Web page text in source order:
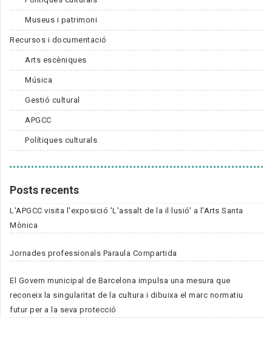
Museus i patrimoni
Recursos i documentació
Arts escèniques
Música
Gestió cultural
APGCC
Polítiques culturals
Posts recents
L'APGCC visita l'exposició 'L'assalt de la il·lusió' a l'Arts Santa
Mònica
Jornades professionals Paraula Compartida
El Govern municipal de Barcelona impulsa una mesura que
reconeix la singularitat de la cultura i dibuixa el marc normatiu
futur per a la seva protecció